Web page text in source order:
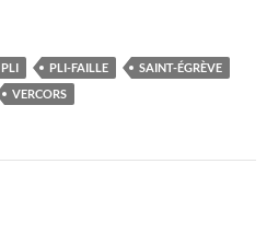
PLI PLI-FAILLE
SAINT-ÉGRÈVE
VERCORS